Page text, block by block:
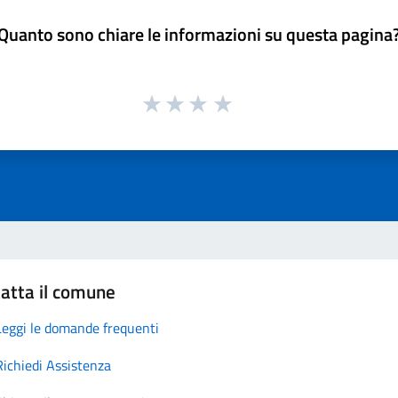
sono chiare le informazioni su questa
il comune
le domande frequenti
Assistenza